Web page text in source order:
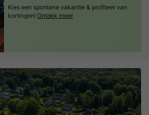
Kies een spontane vakantie & profiteer van
kortingen! Ontdek meer